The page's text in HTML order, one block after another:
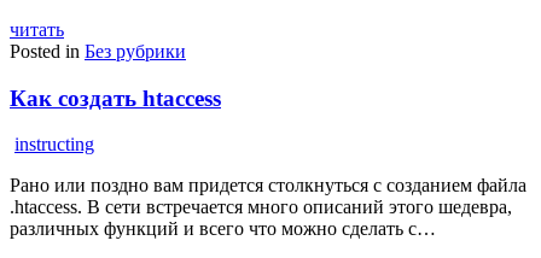
читать
Posted in Без рубрики
Как создать htaccess
instructing
Рано или поздно вам придется столкнуться c созданием файла
.htaccess. В сети встречается много описаний этого шедевра,
различных функций и всего что можно сделать с…